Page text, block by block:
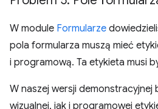
W module Formularze
pola formularza muszą mieć
i programową. Ta etykieta musi
W naszej wersji demonstracyjnej
wizualnej, jak i programowej